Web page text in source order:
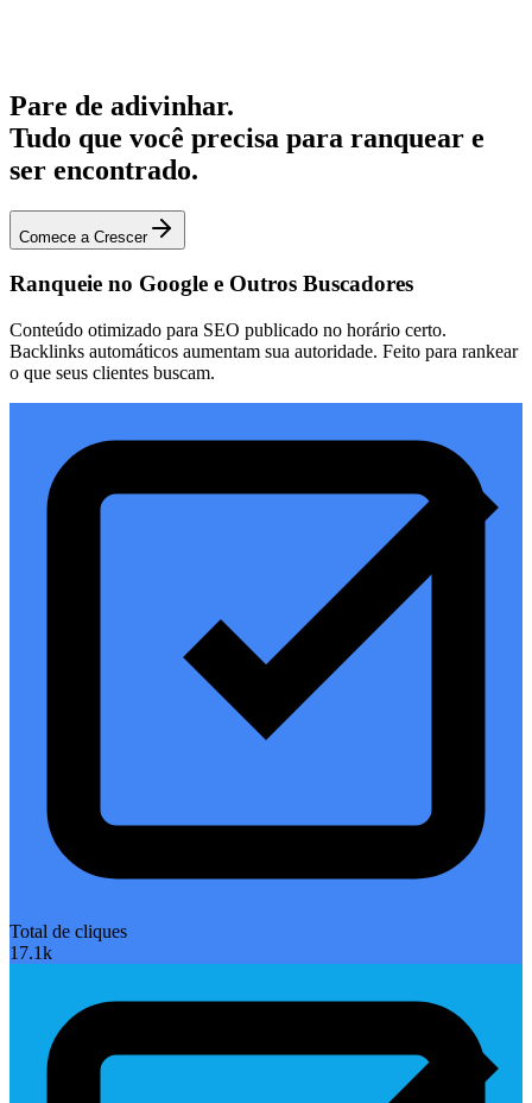
Pare de adivinhar.
Tudo que você precisa para ranquear e
ser encontrado.
Comece a Crescer
Ranqueie no Google e Outros Buscadores
Conteúdo otimizado para SEO publicado no horário certo.
Backlinks automáticos aumentam sua autoridade. Feito para rankear
o que seus clientes buscam.
Total de cliques
17.1k